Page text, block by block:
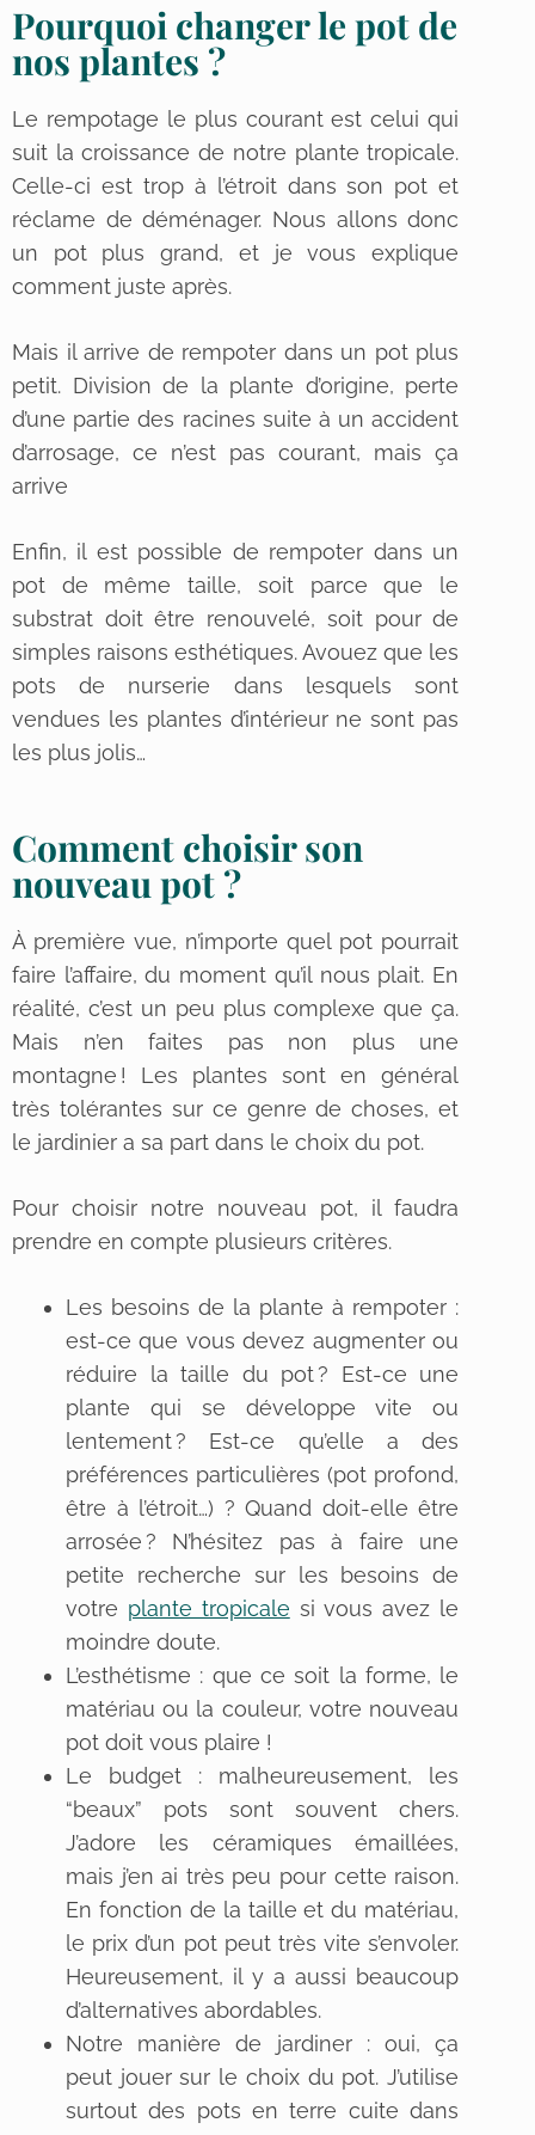
Pourquoi changer le pot de
nos plantes ?
Le rempotage le plus courant est celui qui
suit la croissance de notre plante tropicale.
Celle-ci est trop à l’étroit dans son pot et
réclame de déménager. Nous allons donc
un pot plus grand, et je vous explique
comment juste après.
Mais il arrive de rempoter dans un pot plus
petit. Division de la plante d’origine, perte
d’une partie des racines suite à un accident
d’arrosage, ce n’est pas courant, mais ça
arrive
Enfin, il est possible de rempoter dans un
pot de même taille, soit parce que le
substrat doit être renouvelé, soit pour de
simples raisons esthétiques. Avouez que les
pots de nurserie dans lesquels sont
vendues les plantes d’intérieur ne sont pas
les plus jolis…
Comment choisir son
nouveau pot ?
À première vue, n’importe quel pot pourrait
faire l’affaire, du moment qu’il nous plait. En
réalité, c’est un peu plus complexe que ça.
Mais n’en faites pas non plus une
montagne ! Les plantes sont en général
très tolérantes sur ce genre de choses, et
le jardinier a sa part dans le choix du pot.
Pour choisir notre nouveau pot, il faudra
prendre en compte plusieurs critères.
Les besoins de la plante à rempoter :
est-ce que vous devez augmenter ou
réduire la taille du pot ? Est-ce une
plante qui se développe vite ou
lentement ? Est-ce qu’elle a des
préférences particulières (pot profond,
être à l’étroit…) ? Quand doit-elle être
arrosée ? N’hésitez pas à faire une
petite recherche sur les besoins de
votre plante tropicale si vous avez le
moindre doute.
L’esthétisme : que ce soit la forme, le
matériau ou la couleur, votre nouveau
pot doit vous plaire !
Le budget : malheureusement, les
“beaux” pots sont souvent chers.
J’adore les céramiques émaillées,
mais j’en ai très peu pour cette raison.
En fonction de la taille et du matériau,
le prix d’un pot peut très vite s’envoler.
Heureusement, il y a aussi beaucoup
d’alternatives abordables.
Notre manière de jardiner : oui, ça
peut jouer sur le choix du pot. J’utilise
surtout des pots en terre cuite dans